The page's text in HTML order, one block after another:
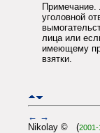
Примечание.
уголовной
лица или
имеющему
взятки.
← →
Nikolay © (2001-